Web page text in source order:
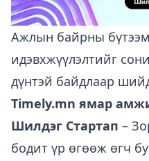
Ажлын байрны
идэвхжүүлэлтийг
дүнтэй байдлаар
Timely.mn ямар
Шилдэг Стартап –
бодит үр өгөөж өгч